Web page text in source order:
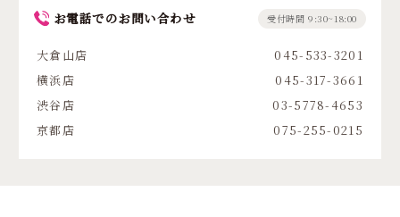
お電話でのお問い合わせ 受付時間 9:30~18:00
大倉山店
045-533-3201
横浜店
045-317-3661
渋谷店
03-5778-4653
京都店
075-255-0215